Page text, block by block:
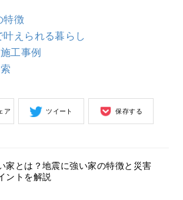
特徴
叶えられる暮らし
工事例
ア ツイート 保存する
家とは？地震に強い家の特徴と災害
ントを解説